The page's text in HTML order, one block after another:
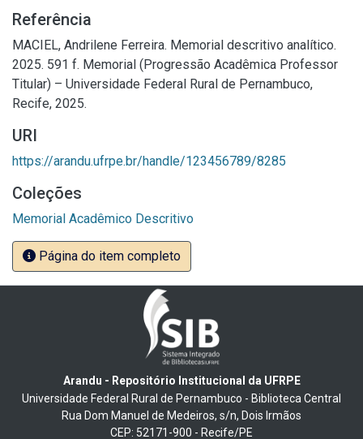
Referência
MACIEL, Andrilene Ferreira. Memorial descritivo analítico.
2025. 591 f. Memorial (Progressão Acadêmica Professor
Titular) – Universidade Federal Rural de Pernambuco,
Recife, 2025.
URI
https://arandu.ufrpe.br/handle/123456789/8285
Coleções
Memorial Acadêmico Descritivo
Página do item completo
Arandu - Repositório Institucional da UFRPE
Universidade Federal Rural de Pernambuco - Biblioteca Central
Rua Dom Manuel de Medeiros, s/n, Dois Irmãos
CEP: 52171-900 - Recife/PE